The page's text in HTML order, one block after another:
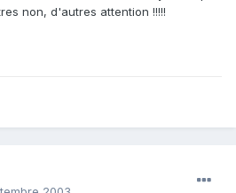
non, d'autres attention !!!!!